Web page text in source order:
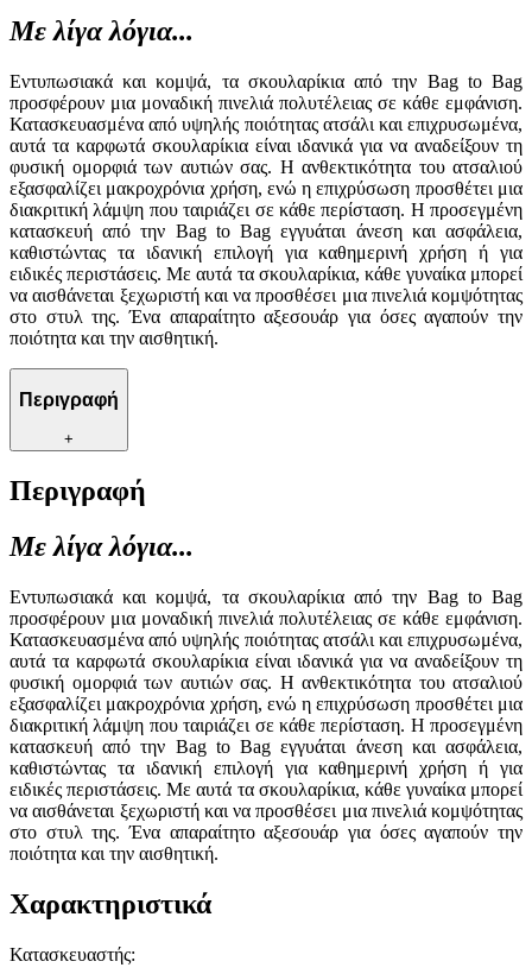
Με λίγα λόγια...
Εντυπωσιακά και κομψά, τα σκουλαρίκια από την Bag to Bag
προσφέρουν μια μοναδική πινελιά πολυτέλειας σε κάθε εμφάνιση.
Κατασκευασμένα από υψηλής ποιότητας ατσάλι και επιχρυσωμένα,
αυτά τα καρφωτά σκουλαρίκια είναι ιδανικά για να αναδείξουν τη
φυσική ομορφιά των αυτιών σας. Η ανθεκτικότητα του ατσαλιού
εξασφαλίζει μακροχρόνια χρήση, ενώ η επιχρύσωση προσθέτει μια
διακριτική λάμψη που ταιριάζει σε κάθε περίσταση. Η προσεγμένη
κατασκευή από την Bag to Bag εγγυάται άνεση και ασφάλεια,
καθιστώντας τα ιδανική επιλογή για καθημερινή χρήση ή για
ειδικές περιστάσεις. Με αυτά τα σκουλαρίκια, κάθε γυναίκα μπορεί
να αισθάνεται ξεχωριστή και να προσθέσει μια πινελιά κομψότητας
στο στυλ της. Ένα απαραίτητο αξεσουάρ για όσες αγαπούν την
ποιότητα και την αισθητική.
Περιγραφή
+
Περιγραφή
Με λίγα λόγια...
Εντυπωσιακά και κομψά, τα σκουλαρίκια από την Bag to Bag
προσφέρουν μια μοναδική πινελιά πολυτέλειας σε κάθε εμφάνιση.
Κατασκευασμένα από υψηλής ποιότητας ατσάλι και επιχρυσωμένα,
αυτά τα καρφωτά σκουλαρίκια είναι ιδανικά για να αναδείξουν τη
φυσική ομορφιά των αυτιών σας. Η ανθεκτικότητα του ατσαλιού
εξασφαλίζει μακροχρόνια χρήση, ενώ η επιχρύσωση προσθέτει μια
διακριτική λάμψη που ταιριάζει σε κάθε περίσταση. Η προσεγμένη
κατασκευή από την Bag to Bag εγγυάται άνεση και ασφάλεια,
καθιστώντας τα ιδανική επιλογή για καθημερινή χρήση ή για
ειδικές περιστάσεις. Με αυτά τα σκουλαρίκια, κάθε γυναίκα μπορεί
να αισθάνεται ξεχωριστή και να προσθέσει μια πινελιά κομψότητας
στο στυλ της. Ένα απαραίτητο αξεσουάρ για όσες αγαπούν την
ποιότητα και την αισθητική.
Χαρακτηριστικά
Κατασκευαστής: